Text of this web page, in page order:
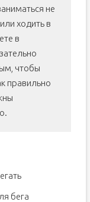
не
ходить в
в
чтобы
правильно
бега